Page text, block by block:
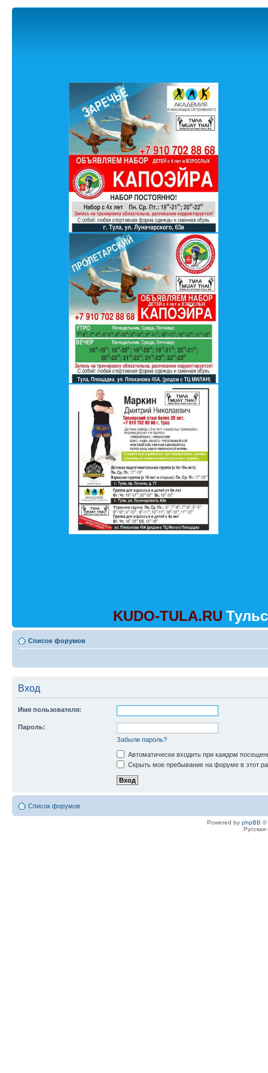
KUDO-TULA.RU
Список форумов
Вход
Имя пользователя:
Пароль:
Забыли пароль?
Автоматически входить при каждом
Скрыть мое пребывание на форуме в этот
Список форумов
Powered by phpBB ©